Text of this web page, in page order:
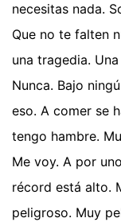
necesitas nada.
Que no te falten
una tragedia.
Nunca. Bajo
eso. A comer se
tengo hambre.
Me voy. A por
récord está alto.
peligroso. Muy